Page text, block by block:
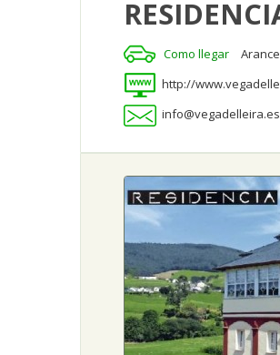
Como llegar
http://
info@vegadelleira.es